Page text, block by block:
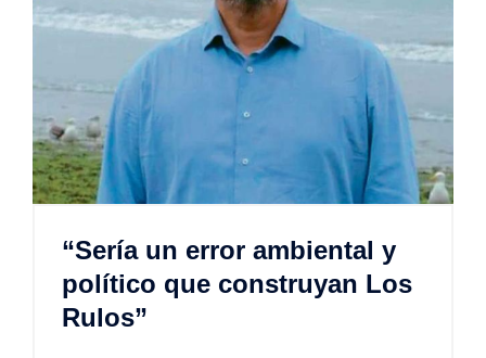
“Sería un error ambiental y
político que construyan Los
Rulos”